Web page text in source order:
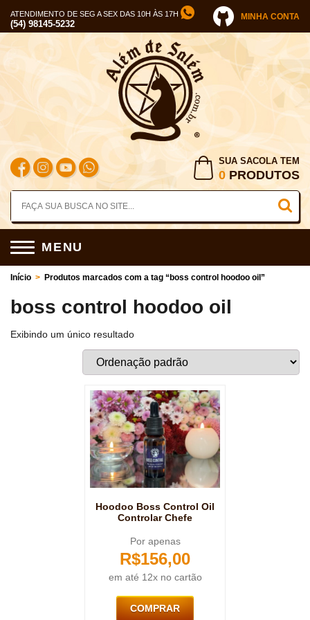
ATENDIMENTO DE SEG A SEX DAS 10H ÀS 17H
(54) 98145-5232
MINHA CONTA
SUA SACOLA TEM
0 PRODUTOS
MENU
Início > Produtos marcados com a tag “boss control hoodoo oil”
boss control hoodoo oil
Exibindo um único resultado
Hoodoo Boss Control Oil
Controlar Chefe
Por apenas
R$156,00
em até 12x no cartão
COMPRAR